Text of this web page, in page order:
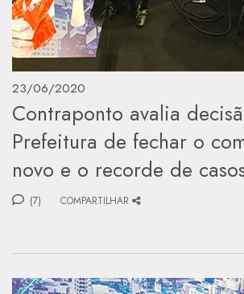
23/06/2020
Contraponto avalia
Prefeitura de fechar o
novo e o recorde de
(7) COMPARTILHAR